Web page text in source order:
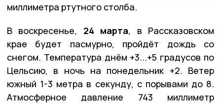
миллиметра ртутного столба.
В воскресенье,
24 марта, в Рассказовском
крае будет пасмурно, пройдёт дождь со
снегом. Температура днём +3...+5 градусов по
Цельсию, в ночь на понедельник +2. Ветер
южный 1-3 метра в секунду, с порывами до 8.
Атмосферное давление 743 миллиметр